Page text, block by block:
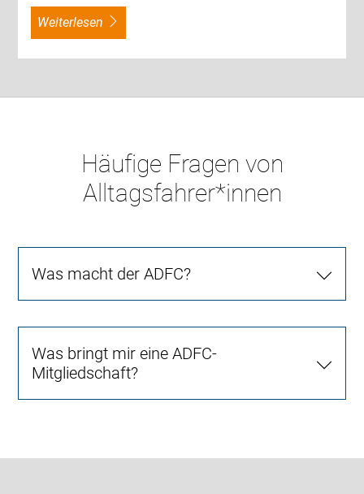
weiterlesen
Häufige Fragen von
Alltagsfahrer*innen
Was macht der ADFC?
Was bringt mir eine ADFC-
Mitgliedschaft?